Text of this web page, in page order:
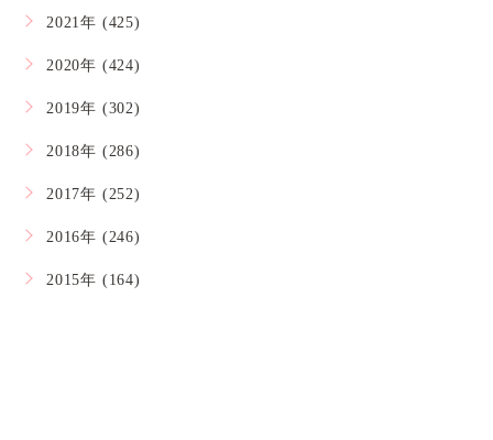
2021年 (425)
2020年 (424)
2019年 (302)
2018年 (286)
2017年 (252)
2016年 (246)
2015年 (164)